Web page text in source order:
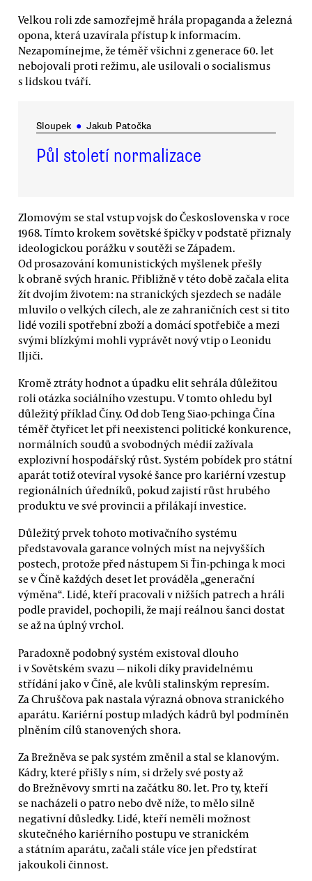
Velkou roli zde samozřejmě hrála propaganda a železná
opona, která uzavírala přístup k informacím.
Nezapomínejme, že téměř všichni z generace 60. let
nebojovali proti režimu, ale usilovali o socialismus
s lidskou tváří.
Sloupek ● Jakub Patočka
Půl století normalizace
Zlomovým se stal vstup vojsk do Československa v roce
1968. Tímto krokem sovětské špičky v podstatě přiznaly
ideologickou porážku v soutěži se Západem.
Od prosazování komunistických myšlenek přešly
k obraně svých hranic. Přibližně v této době začala elita
žít dvojím životem: na stranických sjezdech se nadále
mluvilo o velkých cílech, ale ze zahraničních cest si tito
lidé vozili spotřební zboží a domácí spotřebiče a mezi
svými blízkými mohli vyprávět nový vtip o Leonidu
Iljiči.
Kromě ztráty hodnot a úpadku elit sehrála důležitou
roli otázka sociálního vzestupu. V tomto ohledu byl
důležitý příklad Číny. Od dob Teng Siao-pchinga Čína
téměř čtyřicet let při neexistenci politické konkurence,
normálních soudů a svobodných médií zažívala
explozivní hospodářský růst. Systém pobídek pro státní
aparát totiž otevíral vysoké šance pro kariérní vzestup
regionálních úředníků, pokud zajistí růst hrubého
produktu ve své provincii a přilákají investice.
Důležitý prvek tohoto motivačního systému
představovala garance volných míst na nejvyšších
postech, protože před nástupem Si Ťin-pchinga k moci
se v Číně každých deset let prováděla „generační
výměna“. Lidé, kteří pracovali v nižších patrech a hráli
podle pravidel, pochopili, že mají reálnou šanci dostat
se až na úplný vrchol.
Paradoxně podobný systém existoval dlouho
i v Sovětském svazu — nikoli díky pravidelnému
střídání jako v Číně, ale kvůli stalinským represím.
Za Chruščova pak nastala výrazná obnova stranického
aparátu. Kariérní postup mladých kádrů byl podmíněn
plněním cílů stanovených shora.
Za Brežněva se pak systém změnil a stal se klanovým.
Kádry, které přišly s ním, si držely své posty až
do Brežněvovy smrti na začátku 80. let. Pro ty, kteří
se nacházeli o patro nebo dvě níže, to mělo silně
negativní důsledky. Lidé, kteří neměli možnost
skutečného kariérního postupu ve stranickém
a státním aparátu, začali stále více jen předstírat
jakoukoli činnost.